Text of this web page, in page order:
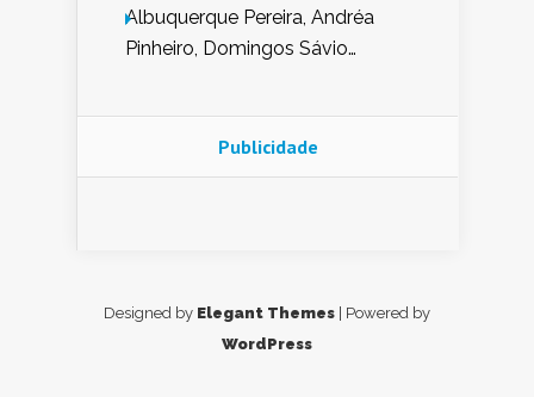
Albuquerque Pereira, Andréa
Pinheiro, Domingos Sávio
Nunes de Sena, Fátima Peixoto,
Glória Pereira, Kátia Mesel,
Publicidade
Designed by Elegant Themes | Powered by
WordPress